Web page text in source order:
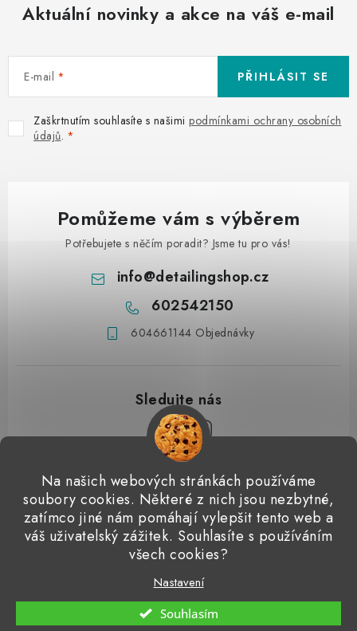
Na našich webových stránkách používáme
soubory cookies. Některé z nich jsou nezbytné,
zatímco jiné nám pomáhají vylepšit tento web a
váš uživatelský zážitek. Souhlasíte s používáním
všech cookies?
Nastavení
Souhlasím
Aktuální novinky a akce na váš e-mail
E-mail
Zaškrtnutím souhlasíte s našimi podmínkami ochrany osobních
údajů.
PŘIHLÁSIT SE
Pomůžeme vám s výběrem
Potřebujete s něčím poradit? Jsme tu pro vás!
info@detailingshop.cz
602542150
604661144 Objednávky
Přijímáme online platby
Detailingclub Dodo Juice Gyeon Quartz ValetPRO
Microfiber Madness
Vytvořil Shoptet
Copyright 2026Detailingshop. Všechna práva vyhrazena.